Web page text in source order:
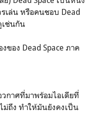
เล่น หรือคนชอบ Dead
เช่นกัน
ของ Dead Space ภาค
กาศที่มาพร้อมไอเดียที่
ม่ถึง ทำให้มันยังคงเป็น